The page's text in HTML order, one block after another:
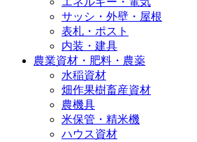
サッシ・外壁・屋根
表札・ポスト
内装・建具
農業資材・肥料・農薬
水稲資材
畑作果樹畜産資材
農機具
米保管・精米機
ハウス資材